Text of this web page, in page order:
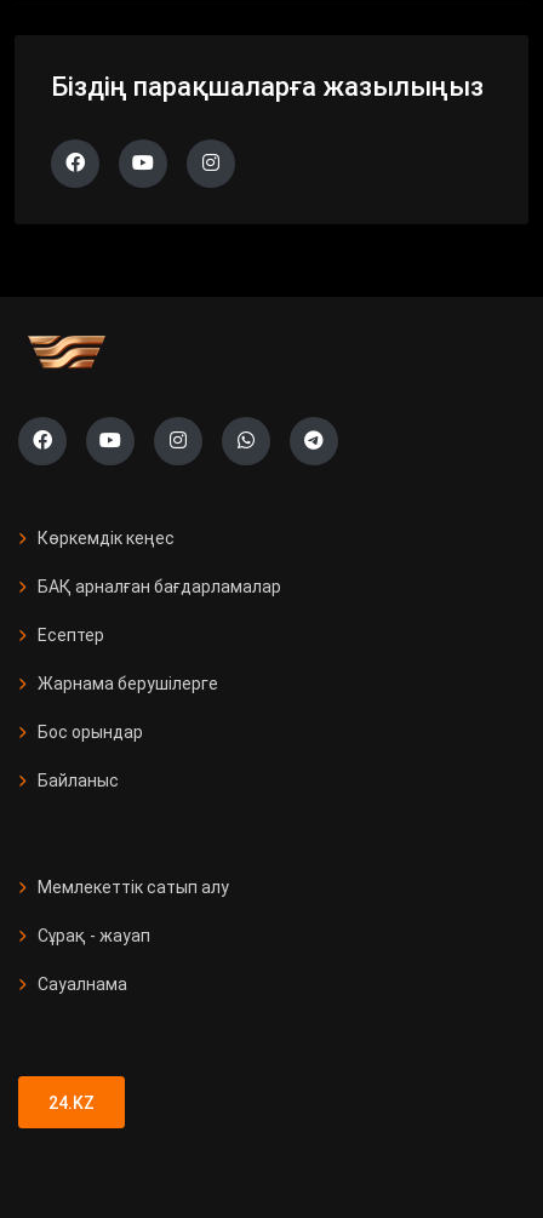
Біздің парақшаларға жазылыңыз
Көркемдік кеңес
БАҚ арналған бағдарламалар
Есептер
Жарнама берушілерге
Бос орындар
Байланыс
Мемлекеттік сатып алу
Сұрақ - жауап
Сауалнама
24.KZ